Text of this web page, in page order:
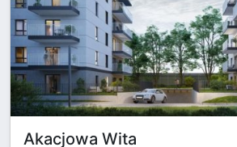
Akacjowa Wita